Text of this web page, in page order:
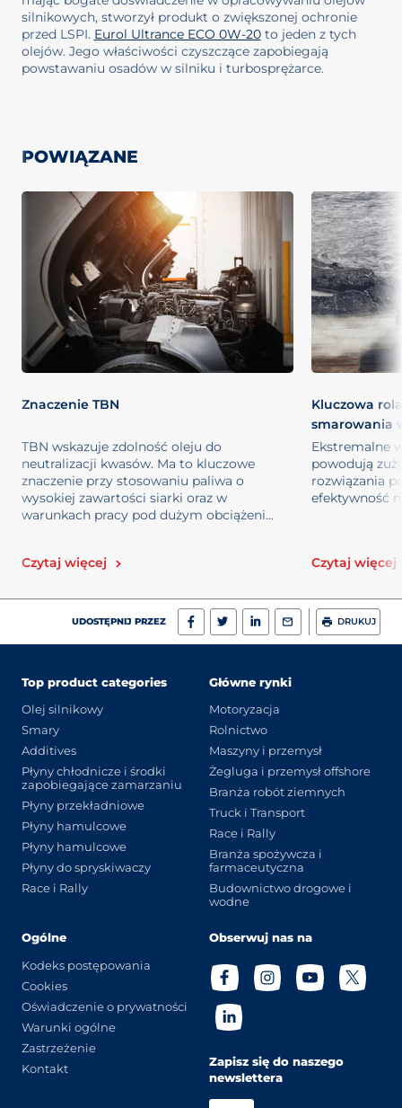
silnikowych, stworzył produkt o zwiększonej ochronie
przed LSPI. Eurol Ultrance ECO 0W-20to jeden z tych
olejów. Jego właściwości czyszczące zapobiegają
powstawaniu osadów w silniku i turbosprężarce.
POWIĄZANE
Znaczenie TBN
TBN wskazuje zdolność oleju do
neutralizacji kwasów. Ma to kluczowe
znaczenie przy stosowaniu paliwa o
wysokiej zawartości siarki oraz w
warunkach pracy pod dużym obciążeni...
Czytaj więcej
Kluczowa
smarowania
Ekstremalne
powodują
rozwiązania
efektywność
Czytaj więcej
UDOSTĘPNIJ PRZEZ DRUKUJ
Top product categories
Olej silnikowy
Smary
Additives
Płyny chłodnicze i środki
zapobiegające zamarzaniu
Płyny przekładniowe
Płyny hamulcowe
Płyny hamulcowe
Płyny do spryskiwaczy
Race i Rally
Główne rynki
Motoryzacja
Rolnictwo
Maszyny i przemysł
Żegluga i przemysł offshore
Branża robót ziemnych
Truck i Transport
Race i Rally
Branża spożywcza i
farmaceutyczna
Budownictwo drogowe i
wodne
Ogólne
Kodeks postępowania
Cookies
Oświadczenie o prywatności
Warunki ogólne
Zastrzeżenie
Kontakt
Obserwuj nas na
Zapisz się do naszego
newslettera